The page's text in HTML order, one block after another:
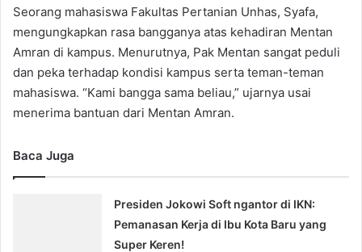
Seorang mahasiswa Fakultas Pertanian Unhas, Syafa,
mengungkapkan rasa bangganya atas kehadiran Mentan
Amran di kampus. Menurutnya, Pak Mentan sangat peduli
dan peka terhadap kondisi kampus serta teman-teman
mahasiswa. “Kami bangga sama beliau,” ujarnya usai
menerima bantuan dari Mentan Amran.
Baca Juga
Presiden Jokowi Soft ngantor di IKN:
Pemanasan Kerja di Ibu Kota Baru yang
Super Keren!